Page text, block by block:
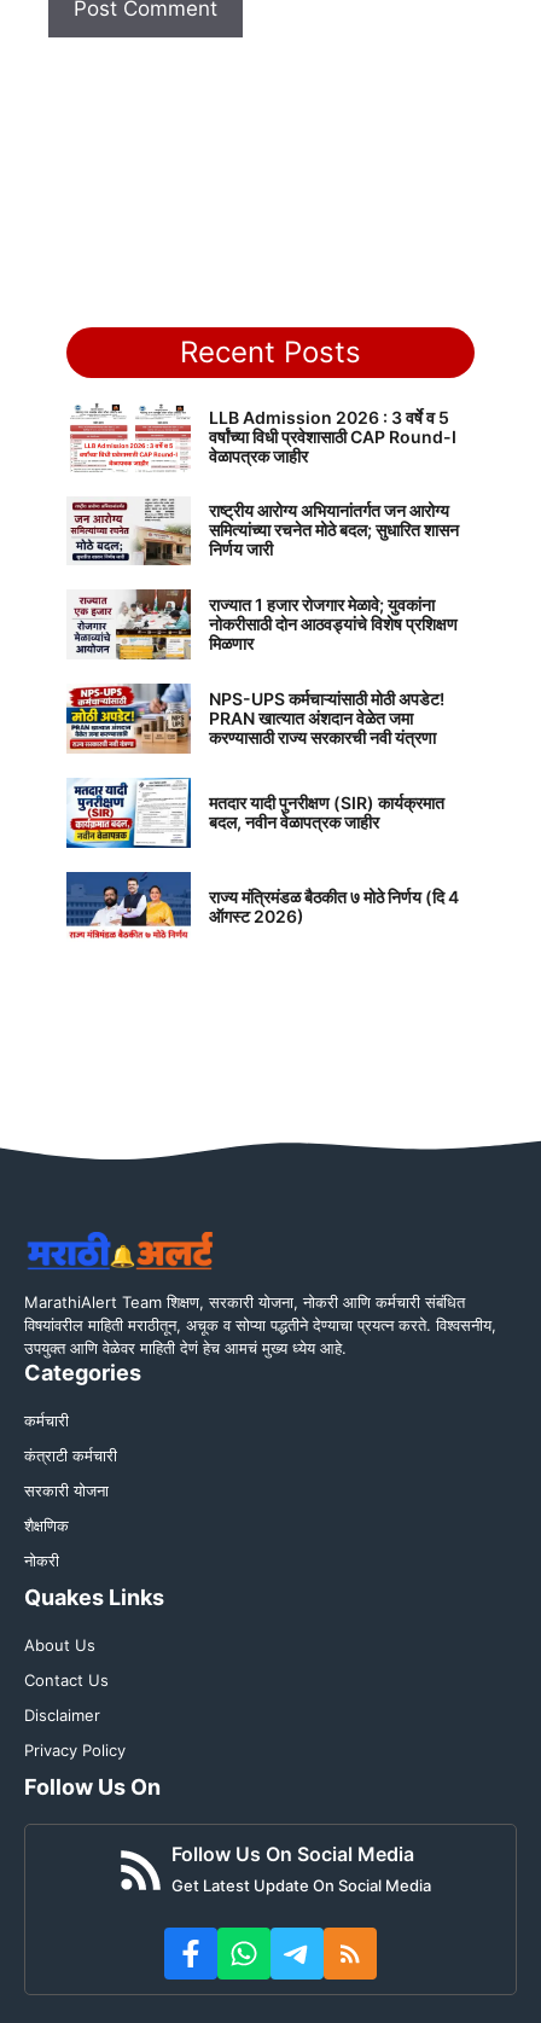
Recent Posts
LLB Admission 2026 : 3 वर्षे व 5
वर्षांच्या विधी प्रवेशासाठी CAP Round-I
वेळापत्रक जाहीर
राष्ट्रीय आरोग्य अभियानांतर्गत जन आरोग्य
समित्यांच्या रचनेत मोठे बदल; सुधारित शासन
निर्णय जारी
राज्यात 1 हजार रोजगार मेळावे; युवकांना
नोकरीसाठी दोन आठवड्यांचे विशेष प्रशिक्षण
मिळणार
NPS-UPS कर्मचाऱ्यांसाठी मोठी अपडेट!
PRAN खात्यात अंशदान वेळेत जमा
करण्यासाठी राज्य सरकारची नवी यंत्रणा
मतदार यादी पुनरीक्षण (SIR) कार्यक्रमात
बदल, नवीन वेळापत्रक जाहीर
राज्य मंत्रिमंडळ बैठकीत ७ मोठे निर्णय (दि 4
ऑगस्ट 2026)
MarathiAlert Team शिक्षण, सरकारी योजना, नोकरी आणि कर्मचारी संबंधित
विषयांवरील माहिती मराठीतून, अचूक व सोप्या पद्धतीने देण्याचा प्रयत्न करते. विश्वसनीय,
उपयुक्त आणि वेळेवर माहिती देणं हेच आमचं मुख्य ध्येय आहे.
Categories
कर्मचारी
कंत्राटी कर्मचारी
सरकारी योजना
शैक्षणिक
नोकरी
Quakes Links
About Us
Contact Us
Disclaimer
Privacy Policy
Follow Us On
Follow Us On Social Media
Get Latest Update On Social Media